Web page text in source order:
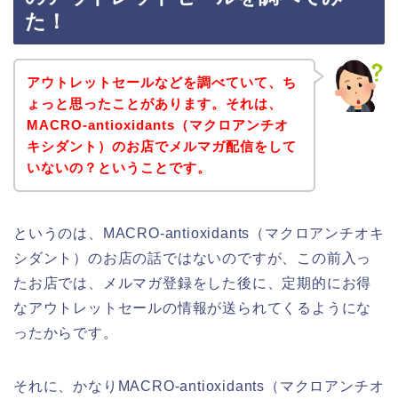
た！
アウトレットセールなどを調べていて、ち
ょっと思ったことがあります。それは、
MACRO-antioxidants（マクロアンチオ
キシダント）のお店でメルマガ配信をして
いないの？ということです。
というのは、MACRO-antioxidants（マクロアンチオキ
シダント）のお店の話ではないのですが、この前入っ
たお店では、メルマガ登録をした後に、定期的にお得
なアウトレットセールの情報が送られてくるようにな
ったからです。
それに、かなりMACRO-antioxidants（マクロアンチオ